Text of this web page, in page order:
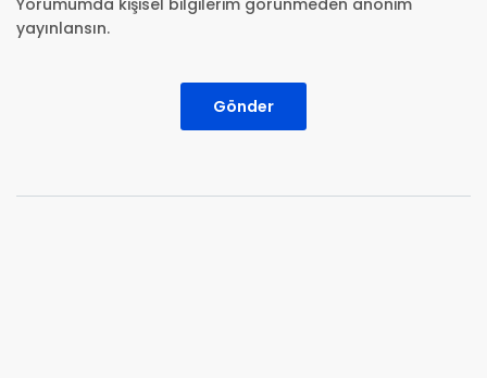
Yorumumda kişisel bilgilerim görünmeden anonim
yayınlansın.
Gönder